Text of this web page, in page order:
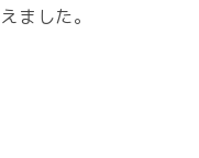
ました。